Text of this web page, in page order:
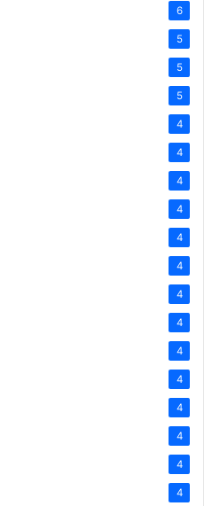
6
5
5
5
4
4
4
4
4
4
4
4
4
4
4
4
4
4